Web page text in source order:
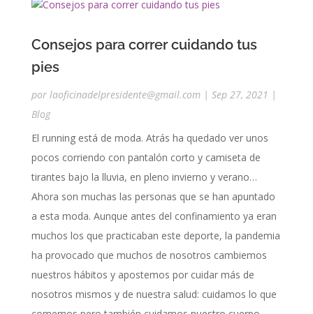
Consejos para correr cuidando tus
pies
por laoficinadelpresidente@gmail.com| Sep 27, 2021 |
Blog
El running está de moda. Atrás ha quedado ver unos
pocos corriendo con pantalón corto y camiseta de
tirantes bajo la lluvia, en pleno invierno y verano…
Ahora son muchas las personas que se han apuntado
a esta moda. Aunque antes del confinamiento ya eran
muchos los que practicaban este deporte, la pandemia
ha provocado que muchos de nosotros cambiemos
nuestros hábitos y apostemos por cuidar más de
nosotros mismos y de nuestra salud: cuidamos lo que